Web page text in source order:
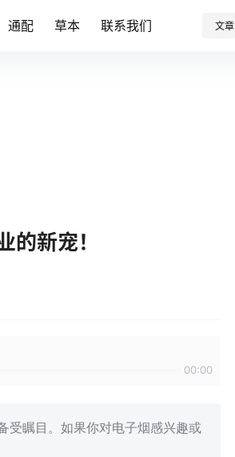
通配 草本 联系我们 文章
新宠！
00:00
受瞩目。如果你对电子烟感兴趣或